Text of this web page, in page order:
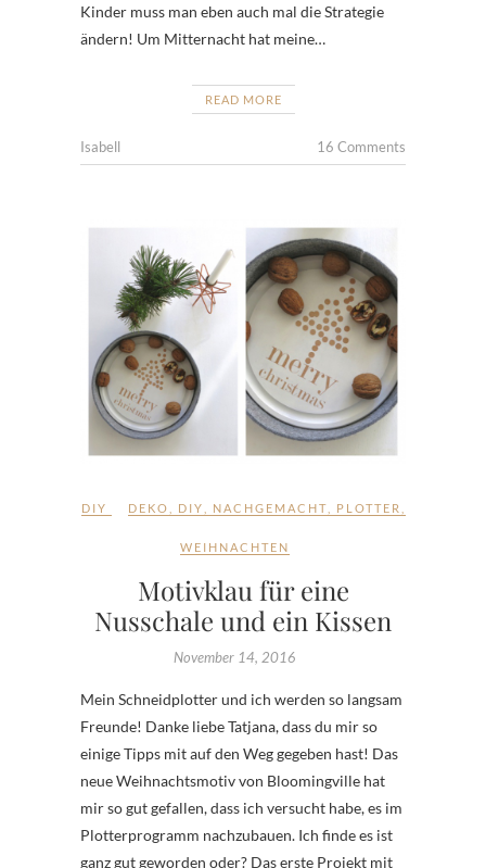
Kinder muss man eben auch mal die Strategie
ändern! Um Mitternacht hat meine…
READ MORE
Isabell 16 Comments
DIY DEKO DIY NACHGEMACHT PLOTTER
WEIHNACHTEN
Motivklau für eine
Nusschale und ein Kissen
November 14, 2016
Mein Schneidplotter und ich werden so langsam
Freunde! Danke liebe Tatjana, dass du mir so
einige Tipps mit auf den Weg gegeben hast! Das
neue Weihnachtsmotiv von Bloomingville hat
mir so gut gefallen, dass ich versucht habe, es im
Plotterprogramm nachzubauen. Ich finde es ist
ganz gut geworden oder? Das erste Projekt mit